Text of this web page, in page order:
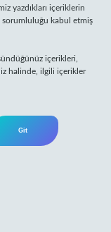
yazdıkları içeriklerin
sorumluluğu kabul etmiş
içerikleri,
halinde, ilgili içerikler